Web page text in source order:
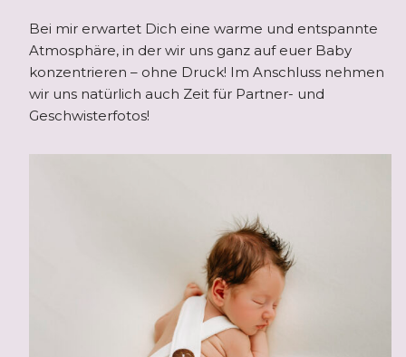
Bei mir erwartet Dich eine warme und entspannte
Atmosphäre, in der wir uns ganz auf euer Baby
konzentrieren – ohne Druck! Im Anschluss nehmen
wir uns natürlich auch Zeit für Partner- und
Geschwisterfotos!